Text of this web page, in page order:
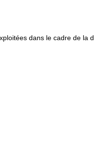
dans le cadre de la